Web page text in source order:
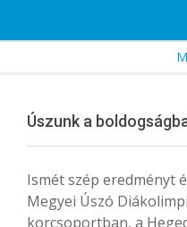
Úszunk a
Ismét szép eredményt
Megyei Úszó
korcsoportban, a